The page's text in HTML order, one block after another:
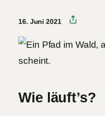
16. Juni 2021
Wie läuft’s?